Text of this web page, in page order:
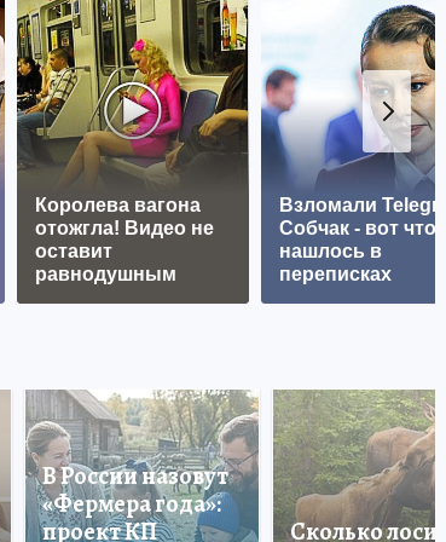
Королева вагона
отожгла! Видео не
оставит
равнодушным
Взломали
Собчак - вот что
нашлось в
переписках
В России назовут
«Фермера года»:
проект КП
Сколько лосиха